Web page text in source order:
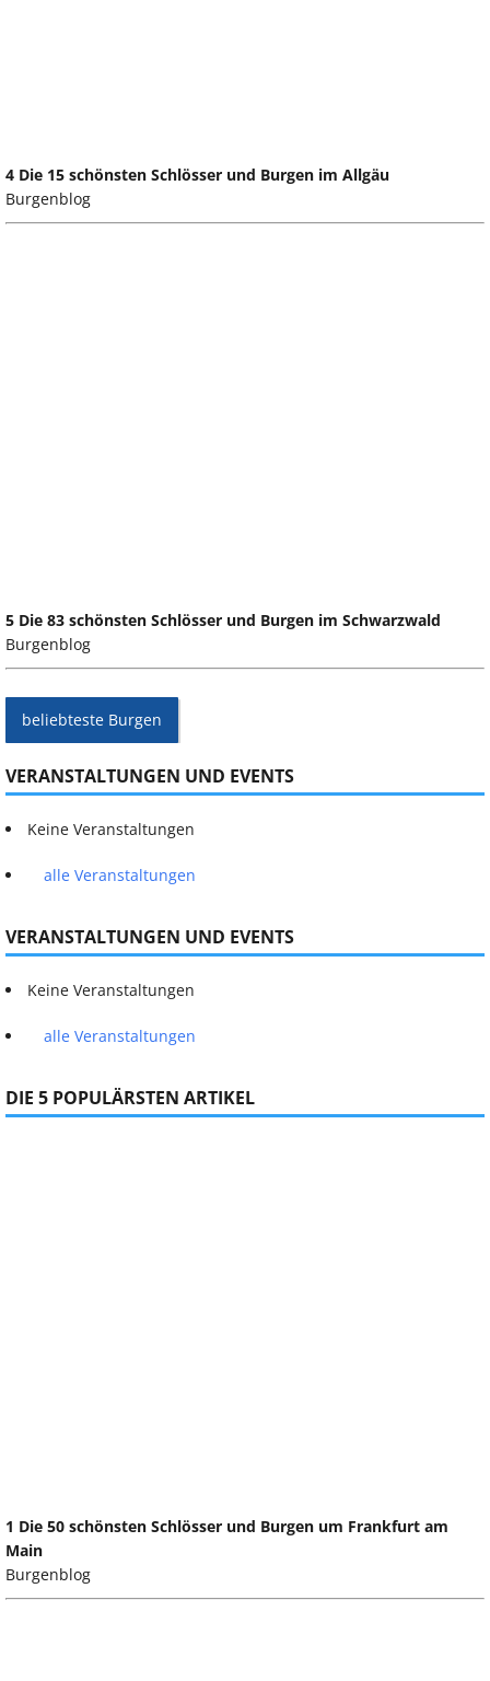
4 Die 15 schönsten Schlösser und Burgen im Allgäu
Burgenblog
5 Die 83 schönsten Schlösser und Burgen im Schwarzwald
Burgenblog
beliebteste Burgen
VERANSTALTUNGEN UND EVENTS
Keine Veranstaltungen
alle Veranstaltungen
VERANSTALTUNGEN UND EVENTS
Keine Veranstaltungen
alle Veranstaltungen
DIE 5 POPULÄRSTEN ARTIKEL
1 Die 50 schönsten Schlösser und Burgen um Frankfurt am
Main
Burgenblog